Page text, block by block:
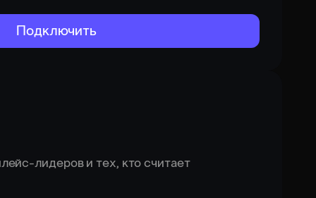
Подключить
лидеров и тех, кто считает